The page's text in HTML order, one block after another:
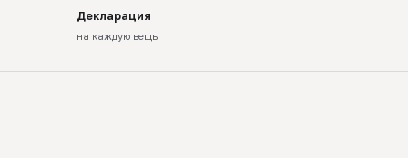
Декларация
на каждую вещь